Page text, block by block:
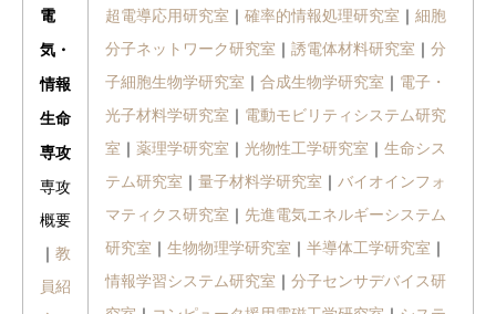
電
気・
情報
生命
専攻
専攻
概要
｜ 教
員紹
超電導応用研究室 ｜ 確率的情報処理研究室 ｜ 細胞
分子ネットワーク研究室 ｜ 誘電体材料研究室 ｜ 分
子細胞生物学研究室 ｜ 合成生物学研究室 ｜ 電子・
光子材料学研究室 ｜ 電動モビリティシステム研究
室 ｜ 薬理学研究室 ｜ 光物性工学研究室 ｜ 生命シス
テム研究室 ｜ 量子材料学研究室 ｜ バイオインフォ
マティクス研究室 ｜ 先進電気エネルギーシステム
研究室 ｜ 生物物理学研究室 ｜ 半導体工学研究室 ｜
情報学習システム研究室 ｜ 分子センサデバイス研